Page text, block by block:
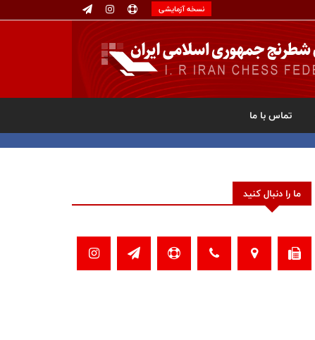
نسخه آزمایشی
تماس با ما
ما را دنبال کنید